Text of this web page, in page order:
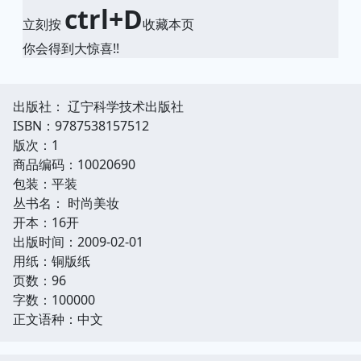
立刻按 ctrl+D收藏本页
你会得到大惊喜!!
出版社： 辽宁科学技术出版社
ISBN：9787538157512
版次：1
商品编码：10020690
包装：平装
丛书名： 时尚美妆
开本：16开
出版时间：2009-02-01
用纸：铜版纸
页数：96
字数：100000
正文语种：中文